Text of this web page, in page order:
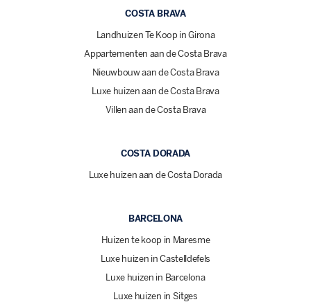
COSTA BRAVA
Landhuizen Te Koop in Girona
Appartementen aan de Costa Brava
Nieuwbouw aan de Costa Brava
Luxe huizen aan de Costa Brava
Villen aan de Costa Brava
COSTA DORADA
Luxe huizen aan de Costa Dorada
BARCELONA
Huizen te koop in Maresme
Luxe huizen in Castelldefels
Luxe huizen in Barcelona
Luxe huizen in Sitges